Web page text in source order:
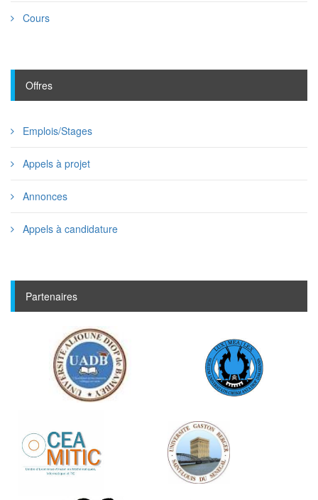
Cours
Offres
Emplois/Stages
Appels à projet
Annonces
Appels à candidature
Partenaires